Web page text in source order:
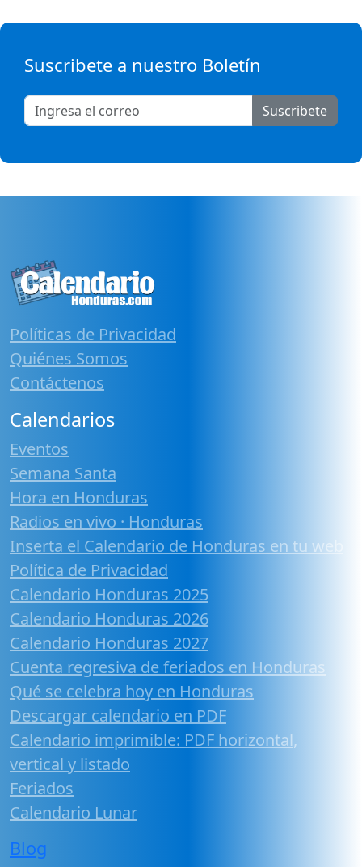
Suscribete a nuestro Boletín
Suscribete
Políticas de Privacidad
Quiénes Somos
Contáctenos
Calendarios
Eventos
Semana Santa
Hora en Honduras
Radios en vivo · Honduras
Inserta el Calendario de Honduras en tu web
Política de Privacidad
Calendario Honduras 2025
Calendario Honduras 2026
Calendario Honduras 2027
Cuenta regresiva de feriados en Honduras
Qué se celebra hoy en Honduras
Descargar calendario en PDF
Calendario imprimible: PDF horizontal,
vertical y listado
Feriados
Calendario Lunar
Blog